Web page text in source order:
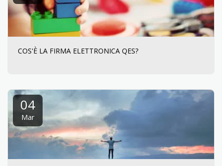
COS'È LA FIRMA ELETTRONICA QES?
04
Mar